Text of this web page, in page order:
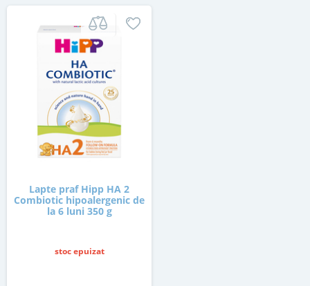
Lapte praf Hipp HA 2
Combiotic hipoalergenic de
la 6 luni 350 g
stoc epuizat